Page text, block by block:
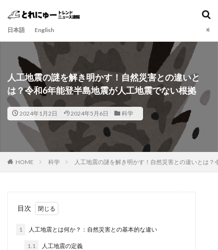
日本語 English
人工地震の謎を解き明かす！自然災害との違いと
は？令和6年能登半島地震が人工地震でない根拠
2024年1月2日 2024年5月6日 科学
HOME 科学 人工地震の謎を解き明かす！自然災害との違いとは
目次
1 人工地震とは何か？：自然災害との基本的な違い
1.1 人工地震の定義